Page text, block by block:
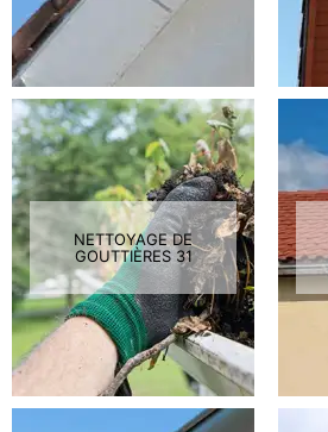
NETTOYAGE DE
GOUTTIÈRES 31